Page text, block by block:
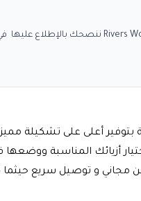
أعلى على تشكيلة
أزيائك المناسبة
و توصيل سريع حيثما